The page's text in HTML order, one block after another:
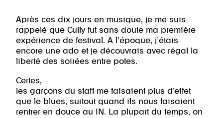
Après ces dix jours en musique, je me suis
rappelé que Cully fut sans doute ma première
expérience de festival. A l’époque, j’étais
encore une ado et je découvrais avec régal la
liberté des soirées entre potes.
Certes,
les garçons du staff me faisaient plus d’effet
que le blues, surtout quand ils nous faisaient
rentrer en douce au IN. La plupart du temps, on